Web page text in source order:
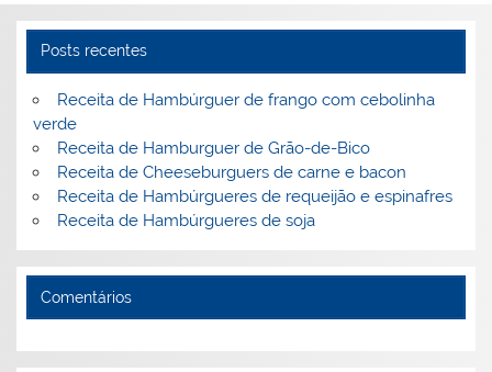
st dI
n
b
o
o
o
ai
Posts recentes
Receita de Hambúrguer de frango com cebolinha
verde
Receita de Hamburguer de Grão-de-Bico
Receita de Cheeseburguers de carne e bacon
Receita de Hambúrgueres de requeijão e espinafres
Receita de Hambúrgueres de soja
Comentários